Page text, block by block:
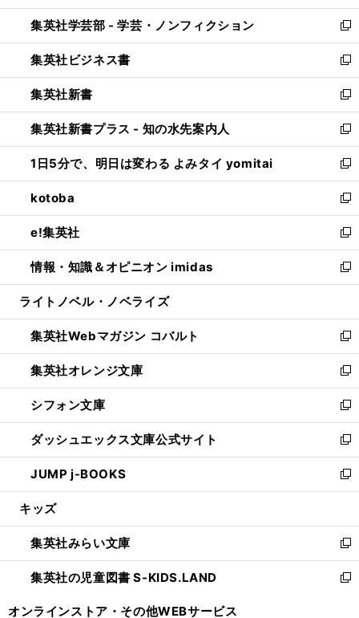
開
く
ウ
で
開
く
ン
ド
ウ
で
開
く
ウ
ィ
ン
ド
ウ
で
開
く
集英社学芸部 - 学芸・ノンフィクション
新
し
い
ウ
ィ
ン
ド
ウ
で
開
く
集英社ビジネス書
新
し
い
ウ
ィ
ン
ド
ウ
で
開
く
集英社新書
新
し
い
ウ
ィ
ン
ド
ウ
で
開
く
集英社新書プラス - 知の水先案内人
新
し
い
ウ
ィ
ン
ド
ウ
で
開
1日5分で、明日は変わる よみタイ yomitai
新
し
い
ウ
ィ
ン
ド
ウ
開
く
kotoba
新
し
い
ウ
ィ
ン
ウ
で
開
く
e!集英社
新
し
い
ウ
ン
ド
ウ
で
開
く
情報・知識＆オピニオン imidas
新
し
ウ
ィ
ン
ド
ウ
で
開
く
ライトノベル・ノベライズ
集英社Webマガジン コバルト
新
し
い
ウ
ィ
ン
ド
ウ
で
開
集英社オレンジ文庫
新
し
い
ウ
ィ
ン
ド
ウ
開
く
シフォン文庫
新
し
い
ウ
ィ
ン
ウ
で
開
く
ダッシュエックス文庫公式サイト
新
し
い
ウ
ン
ド
ウ
で
JUMP j-BOOKS
新
し
ウ
ィ
ン
ド
キッズ
集英社みらい文庫
新
し
い
集英社の児童図書 S-KIDS.LAND
新
オンラインストア・ その他WEBサービス